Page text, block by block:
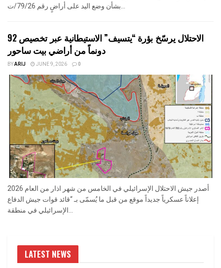
بشأن وضع اليد على أراضٍ رقم 79/26/ت...
الاحتلال يرسّخ بؤرة “يتسيف” الاستيطانية عبر تخصيص 92
دونماً من أراضي بيت ساحور
BYARIJ JUNE 9, 2026 0
أصدر جيش الاحتلال الإسرائيلي في الخامس من شهر اذار من العام 2026
إعلاناً عسكرياً جديداً موقع من قبل ما يُسمّى بـ “قائد قوات جيش الدفاع
الإسرائيلي في منطقة...
LATEST NEWS